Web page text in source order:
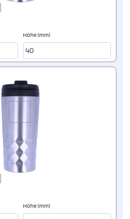
Höhe (mm)
Höhe (mm)